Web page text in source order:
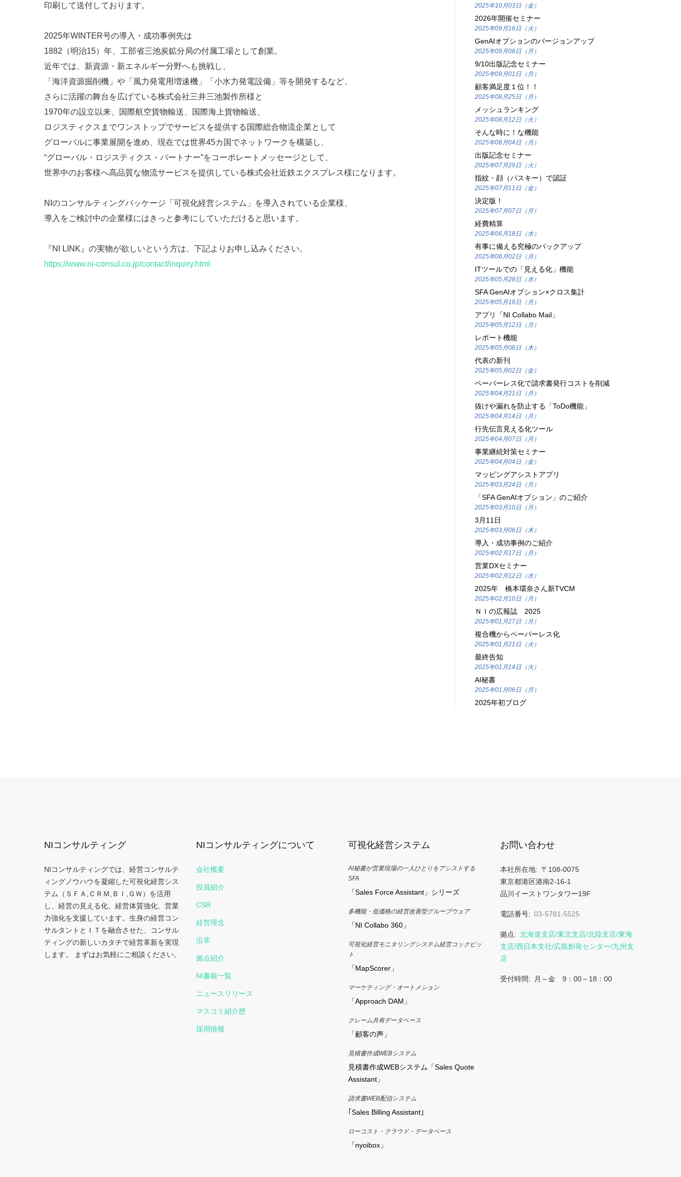
印刷して送付しております。
2025年WINTER号の導入・成功事例先は
1882（明治15）年、工部省三池炭鉱分局の付属工場として創業。
近年では、新資源・新エネルギー分野へも挑戦し、
「海洋資源掘削機」や「風力発電用増速機」「小水力発電設備」等を開発するなど、
さらに活躍の舞台を広げている株式会社三井三池製作所様と
1970年の設立以来、国際航空貨物輸送、国際海上貨物輸送、
ロジスティクスまでワンストップでサービスを提供する国際総合物流企業として
グローバルに事業展開を進め、現在では世界45カ国でネットワークを構築し、
“グローバル・ロジスティクス・パートナー”をコーポレートメッセージとして、
世界中のお客様へ高品質な物流サービスを提供している株式会社近鉄エクスプレス様になります。
NIのコンサルティングパッケージ「可視化経営システム」を導入されている企業様、
導入をご検討中の企業様にはきっと参考にしていただけると思います。
『NI LINK』の実物が欲しいという方は、下記よりお申し込みください。
https://www.ni-consul.co.jp/contact/inquiry.html
2025年10月03日（金）
2026年開催セミナー
2025年09月16日（火）
GenAIオプションのバージョンアップ
2025年09月08日（月）
9/10出版記念セミナー
2025年09月01日（月）
顧客満足度１位！！
2025年08月25日（月）
メッシュランキング
2025年08月12日（火）
そんな時に！な機能
2025年08月04日（月）
出版記念セミナー
2025年07月29日（火）
指紋・顔（パスキー）で認証
2025年07月11日（金）
決定版！
2025年07月07日（月）
経費精算
2025年06月18日（水）
有事に備える究極のバックアップ
2025年06月02日（月）
ITツールでの「見える化」機能
2025年05月28日（水）
SFA GenAIオプション×クロス集計
2025年05月19日（月）
アプリ「NI Collabo Mail」
2025年05月12日（月）
レポート機能
2025年05月08日（木）
代表の新刊
2025年05月02日（金）
ペーパーレス化で請求書発行コストを削減
2025年04月21日（月）
抜けや漏れを防止する「ToDo機能」
2025年04月14日（月）
行先伝言見える化ツール
2025年04月07日（月）
事業継続対策セミナー
2025年04月04日（金）
マッピングアシストアプリ
2025年03月24日（月）
「SFA GenAIオプション」のご紹介
2025年03月10日（月）
3月11日
2025年03月06日（木）
導入・成功事例のご紹介
2025年02月17日（月）
営業DXセミナー
2025年02月12日（水）
2025年 橋本環奈さん新TVCM
2025年02月10日（月）
ＮＩの広報誌 2025
2025年01月27日（月）
複合機からペーパーレス化
2025年01月21日（火）
最終告知
2025年01月14日（火）
AI秘書
2025年01月06日（月）
2025年初ブログ
NIコンサルティング
NIコンサルティングでは、経営コンサルテ
ィングノウハウを凝縮した可視化経営シス
テム（ＳＦＡ,ＣＲＭ,ＢＩ,ＧＷ）を活用
し、経営の見える化、経営体質強化、営業
力強化を支援しています。生身の経営コン
サルタントとＩＴを融合させた、コンサル
ティングの新しいカタチで経営革新を実現
します。 まずはお気軽にご相談ください。
NIコンサルティングについて
会社概要
役員紹介
CSR
経営理念
沿革
拠点紹介
NI書籍一覧
ニュースリリース
マスコミ紹介歴
採用情報
可視化経営システム
AI秘書が営業現場の一人ひとりをアシストする
SFA
「Sales Force Assistant」シリーズ
多機能・低価格の経営改善型グループウェア
「NI Collabo 360」
可視化経営モニタリングシステム経営コックピッ
ト
「MapScorer」
マーケティング・オートメション
「Approach DAM」
クレーム共有データベース
「顧客の声」
見積書作成WEBシステム
見積書作成WEBシステム「Sales Quote
Assistant」
請求書WEB配信システム
｢Sales Billing Assistant｣
ローコスト・クラウド・データベース
「nyoibox」
お問い合わせ
本社所在地
〒108-0075
東京都港区港南2-16-1
品川イーストワンタワー19F
電話番号 03-5781-5525
拠点
北海道支店/東北支店/北陸支店/東海
支店/西日本支社/広島創発センター/九州支
店
受付時間 月～金 9：00～18：00